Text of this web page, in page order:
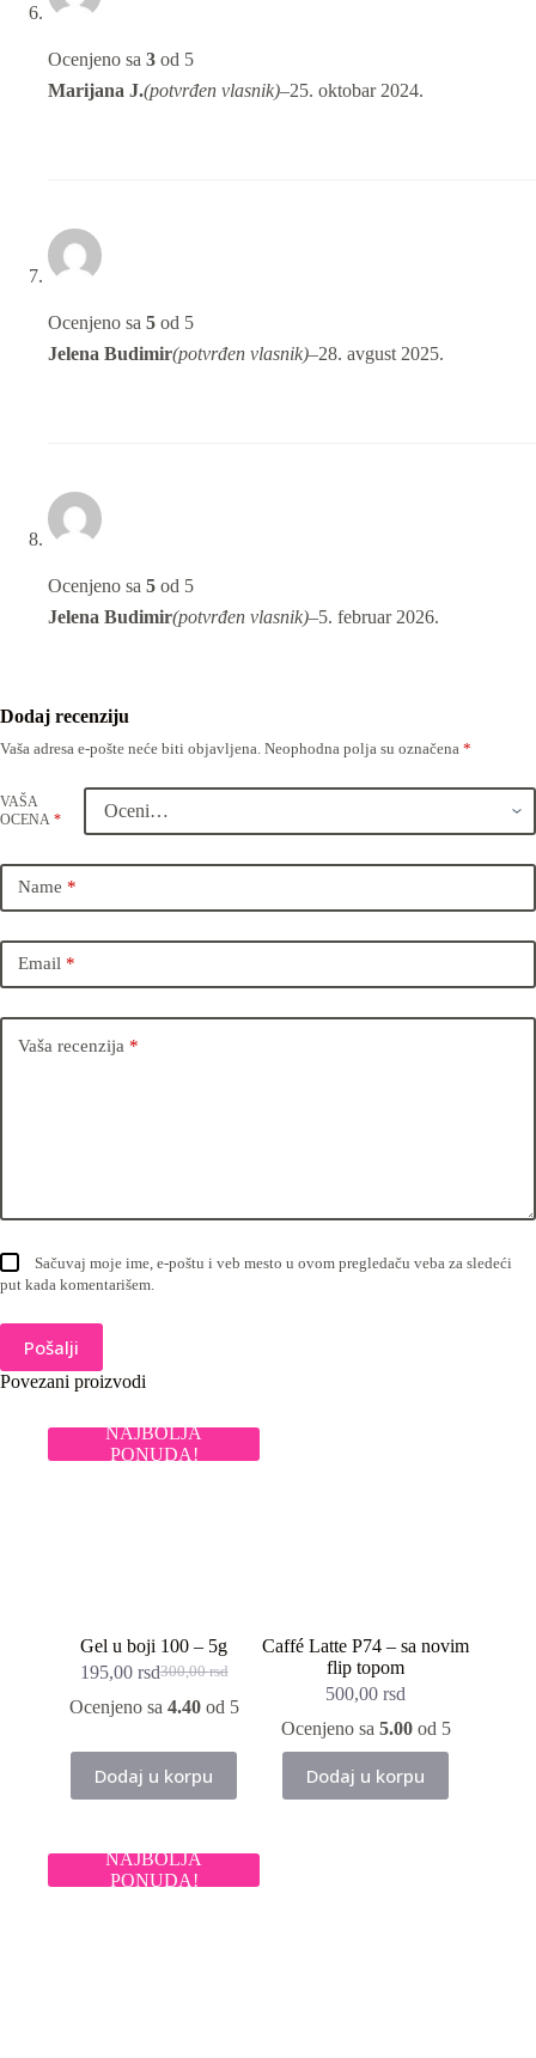
Ocenjeno sa 3 od 5
Marijana J.(potvrđen vlasnik)–25. oktobar 2024.
Ocenjeno sa 5 od 5
Jelena Budimir(potvrđen vlasnik)–28. avgust 2025.
Ocenjeno sa 5 od 5
Jelena Budimir(potvrđen vlasnik)–5. februar 2026.
Dodaj recenziju
Vaša adresa e-pošte neće biti objavljena. Neophodna polja su označena *
VAŠA
OCENA *
Name *
Email *
Vaša recenzija *
Sačuvaj moje ime, e-poštu i veb mesto u ovom pregledaču veba za sledeći
put kada komentarišem.
Pošalji
Povezani proizvodi
NAJBOLJA
PONUDA!
Gel u boji 100 – 5g
300,00rsd
Originalna
cena
300,00 rsd.
195,00 rsdTrenutna
cena
Ocenjeno sa 4.40od 5
Dodaj u korpu
Caffé Latte P74 – sa novim
flip topom
500,00rsd
Ocenjeno sa 5.00od 5
Dodaj u korpu
NAJBOLJA
PONUDA!